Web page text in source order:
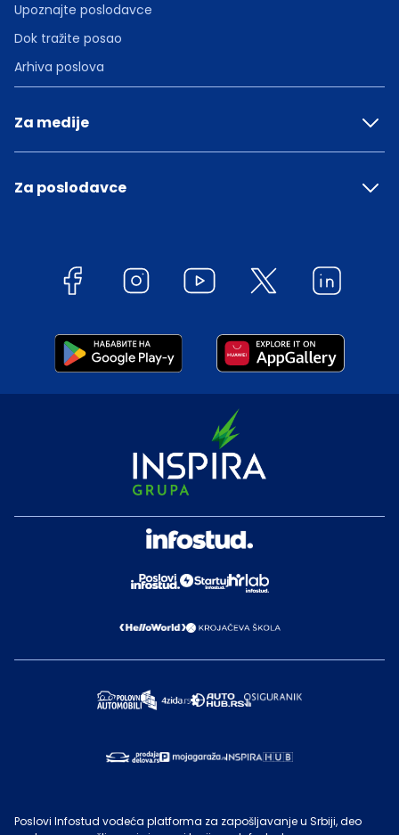
Upoznajte poslodavce
Dok tražite posao
Arhiva poslova
Za medije
Za poslodavce
Poslovi Infostud vodeća platforma za zapošljavanje u Srbiji, deo